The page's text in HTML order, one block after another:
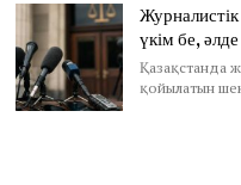
үкім бе,
Қазақстанда
қойылатын